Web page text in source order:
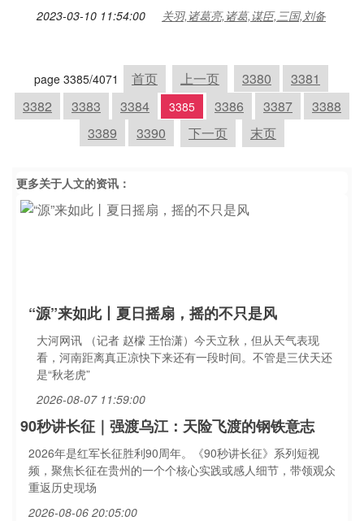
2023-03-10 11:54:00 关羽,诸葛亮,诸葛,谋臣,三国,刘备
page 3385/4071 首页 上一页 3380
3381
3382
3383 3384 3385 3386 3387
3388
3389
3390 下一页 末页
更多关于人文的资讯：
“源”来如此丨夏日摇扇，摇的不只是风
大河网讯 （记者 赵檬 王怡潇）今天立秋，但从天气表现
看，河南距离真正凉快下来还有一段时间。不管是三伏天还
是“秋老虎”
2026-08-07 11:59:00
90秒讲长征｜强渡乌江：天险飞渡的钢铁意志
2026年是红军长征胜利90周年。《90秒讲长征》系列短视
频，聚焦长征在贵州的一个个核心实践或感人细节，带领观众
重返历史现场
2026-08-06 20:05:00